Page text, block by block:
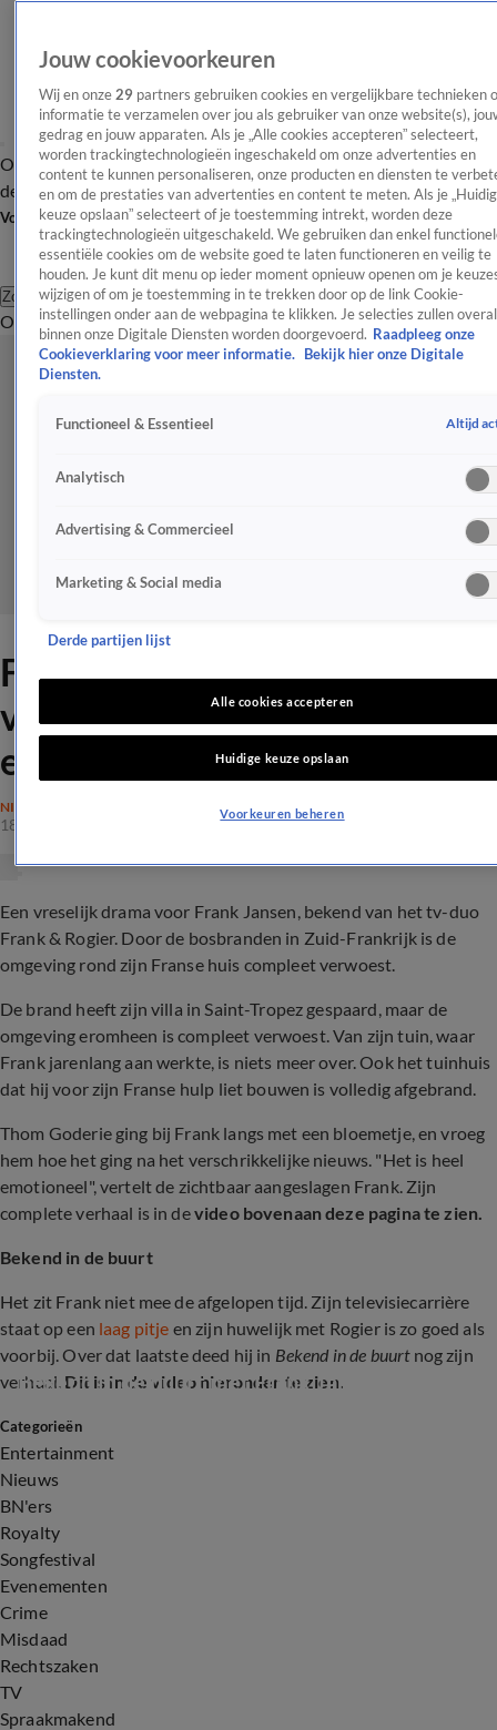
OverzichtAfleveringen Entertainment TV Algemeen
Tip
de redactieNieuwsbrief
Volg Shownieuws
Zoeken
OverzichtEntertainmentSpraakmakendRealityCrimeVideo's
Frank Jansen over
verwoestende brand: 'Heel
emotioneel'
NIEUWS
18 aug 2021, 19:41
Een vreselijk drama voor Frank Jansen, bekend van het tv-duo
Frank & Rogier. Door de bosbranden in Zuid-Frankrijk is de
omgeving rond zijn Franse huis compleet verwoest.
De brand heeft zijn villa in Saint-Tropez gespaard, maar de
omgeving eromheen is compleet verwoest. Van zijn tuin, waar
Frank jarenlang aan werkte, is niets meer over. Ook het tuinhuis
dat hij voor zijn Franse hulp liet bouwen is volledig afgebrand.
Thom Goderie ging bij Frank langs met een bloemetje, en vroeg
hem hoe het ging na het verschrikkelijke nieuws. "Het is heel
emotioneel", vertelt de zichtbaar aangeslagen Frank. Zijn
complete verhaal is in devideo bovenaan deze pagina te zien.
Bekend in de buurt
Het zit Frank niet mee de afgelopen tijd. Zijn televisiecarrière
staat op een laag pitje en zijn huwelijk met Rogier is zo goed als
voorbij. Over dat laatste deed hij in Bekend in de buurtnog zijn
verhaal. Dit is in de video hieronder te zien.
11:03
Bekend in de buurt met Frank Jansen
Categorieën
Entertainment
Nieuws
BN'ers
Royalty
Songfestival
Evenementen
Crime
Misdaad
Rechtszaken
TV
Spraakmakend
Jouw cookievoorkeuren
Wij en onze 29 partners gebruiken cookies en vergelijkbare technieken
informatie te verzamelen over jou als gebruiker van onze website(s),
gedrag en jouw apparaten. Als je „Alle cookies accepteren” selecteert,
worden trackingtechnologieën ingeschakeld om onze advertenties en
content te kunnen personaliseren, onze producten en diensten te
en om de prestaties van advertenties en content te meten. Als je
keuze opslaan” selecteert of je toestemming intrekt, worden deze
trackingtechnologieën uitgeschakeld. We gebruiken dan enkel
essentiële cookies om de website goed te laten functioneren en veilig te
houden. Je kunt dit menu op ieder moment opnieuw openen om je
wijzigen of om je toestemming in te trekken door op de link Cookie-
instellingen onder aan de webpagina te klikken. Je selecties zullen overal
binnen onze Digitale Diensten worden doorgevoerd. Raadpleeg onze
Cookieverklaring voor meer informatie.
Bekijk hier onze Digitale
Diensten.
Functioneel & Essentieel Altijd
Analytisch
Advertising & Commercieel
Marketing & Social media
Derde partijen lijst
Alle cookies accepteren
Huidige keuze opslaan
Voorkeuren beheren